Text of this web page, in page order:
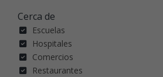
Cerca de
Escuelas
Hospitales
Comercios
Restaurantes